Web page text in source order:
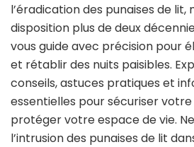
l’éradication des punaises de
disposition plus de deux
vous guide avec précision pour
et rétablir des nuits paisibles.
conseils, astuces pratiques et
essentielles pour sécuriser
protéger votre espace de vie.
l’intrusion des punaises de lit